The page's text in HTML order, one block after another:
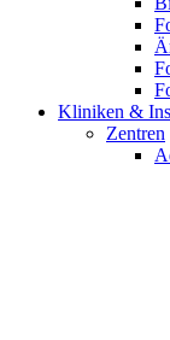
Kliniken &
Zentren